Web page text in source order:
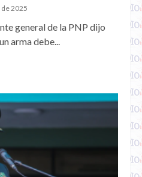
2025
general de la PNP dijo
arma debe...